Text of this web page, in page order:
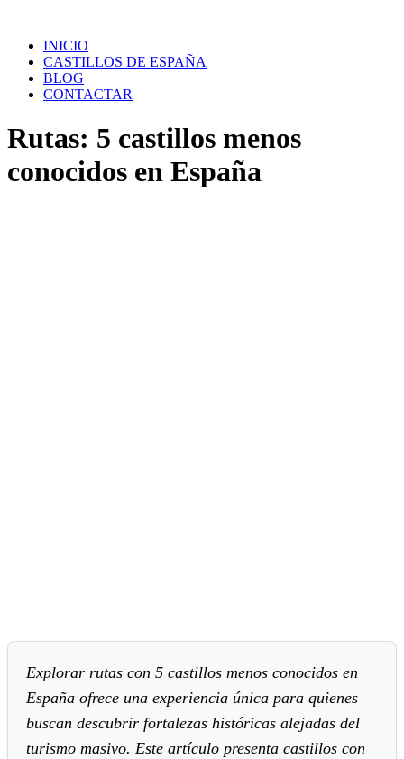
contenidoINICIO
CASTILLOS DE ESPAÑA
BLOG
CONTACTAR
Rutas: 5 castillos menos
conocidos en España
Explorar rutas con 5 castillos menos conocidos en
España ofrece una experiencia única para quienes
buscan descubrir fortalezas históricas alejadas del
turismo masivo. Este artículo presenta castillos con